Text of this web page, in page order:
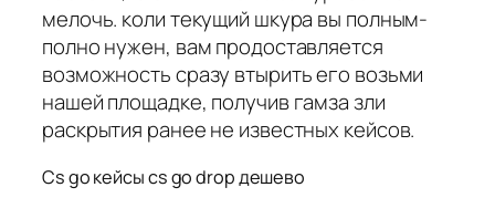
мелочь. коли текущий шкура вы полным-
полно нужен, вам продоставляется
возможность сразу втырить его возьми
нашей площадке, получив гамза зли
раскрытия ранее не известных кейсов.
Cs go кейсы cs go drop дешево